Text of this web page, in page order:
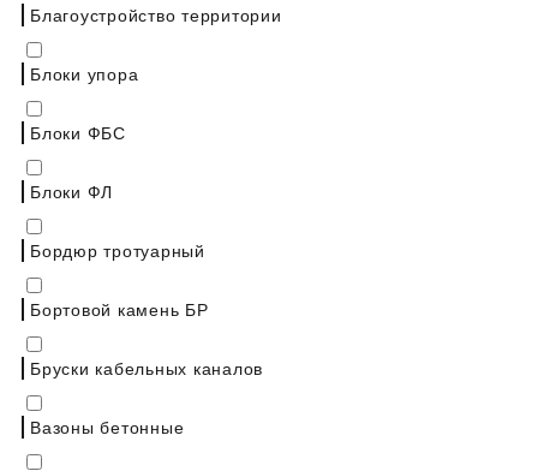
Благоустройство территории
Блоки упора
Блоки ФБС
Блоки ФЛ
Бордюр тротуарный
Бортовой камень БР
Бруски кабельных каналов
Вазоны бетонные